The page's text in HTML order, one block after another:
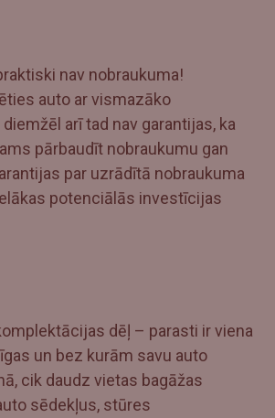
nav nobraukuma!
auto ar vismazāko
arī tad nav garantijas, ka
pārbaudīt nobraukumu gan
par uzrādītā nobraukuma
potenciālās investīcijas
dēļ – parasti ir viena
un bez kurām savu auto
cik daudz vietas bagāžas
sēdekļus, stūres